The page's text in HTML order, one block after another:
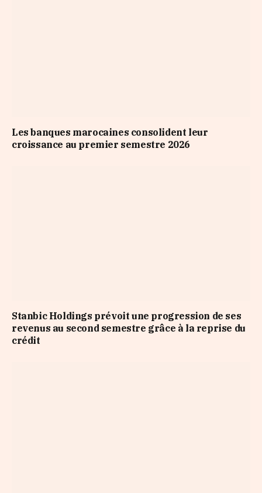
Les banques marocaines consolident leur
croissance au premier semestre 2026
Stanbic Holdings prévoit une progression de ses
revenus au second semestre grâce à la reprise du
crédit